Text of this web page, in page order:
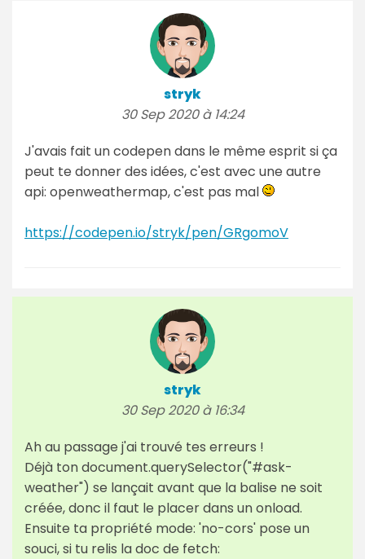
stryk
30 Sep 2020 à 14:24
J'avais fait un codepen dans le même esprit si ça
peut te donner des idées, c'est avec une autre
api: openweathermap, c'est pas mal
https://codepen.io/stryk/pen/GRgomoV
stryk
30 Sep 2020 à 16:34
Ah au passage j'ai trouvé tes erreurs !
Déjà ton document.querySelector("#ask-
weather") se lançait avant que la balise ne soit
créée, donc il faut le placer dans un onload.
Ensuite ta propriété mode: 'no-cors' pose un
souci, si tu relis la doc de fetch: